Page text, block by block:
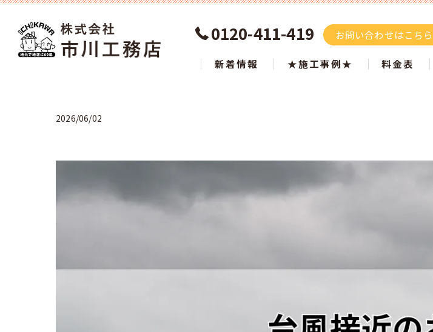
0120-411-419 お問い合わせはこちら
新着情報 ★施工事例★
赤・ピンク
料金表
2026/06/02